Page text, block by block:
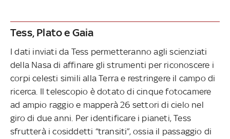
Tess, Plato e Gaia
I dati inviati da Tess permetteranno agli scienziati
della Nasa di affinare gli strumenti per riconoscere i
corpi celesti simili alla Terra e restringere il campo di
ricerca. Il telescopio è dotato di cinque fotocamere
ad ampio raggio e mapperà 26 settori di cielo nel
giro di due anni. Per identificare i pianeti, Tess
sfrutterà i cosiddetti “transiti”, ossia il passaggio di